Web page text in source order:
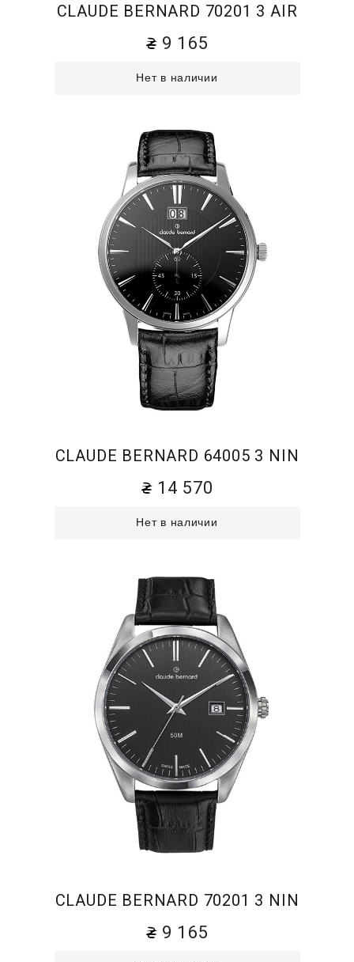
CLAUDE BERNARD 70201 3 AIR
9 165
Нет в наличии
CLAUDE BERNARD 64005 3 NIN
14 570
Нет в наличии
CLAUDE BERNARD 70201 3 NIN
9 165